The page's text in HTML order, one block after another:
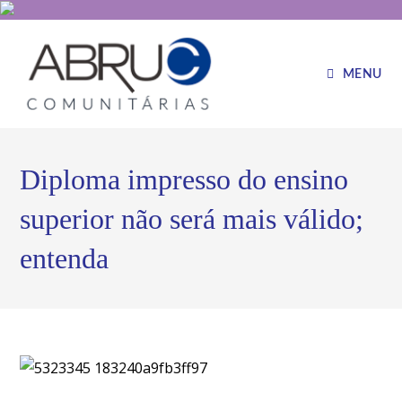
MENU
Diploma impresso do ensino
superior não será mais válido;
entenda